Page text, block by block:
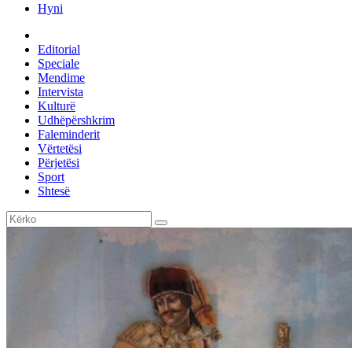
Hyni
Editorial
Speciale
Mendime
Intervista
Kulturë
Udhëpërshkrim
Faleminderit
Vërtetësi
Përjetësi
Sport
Shtesë